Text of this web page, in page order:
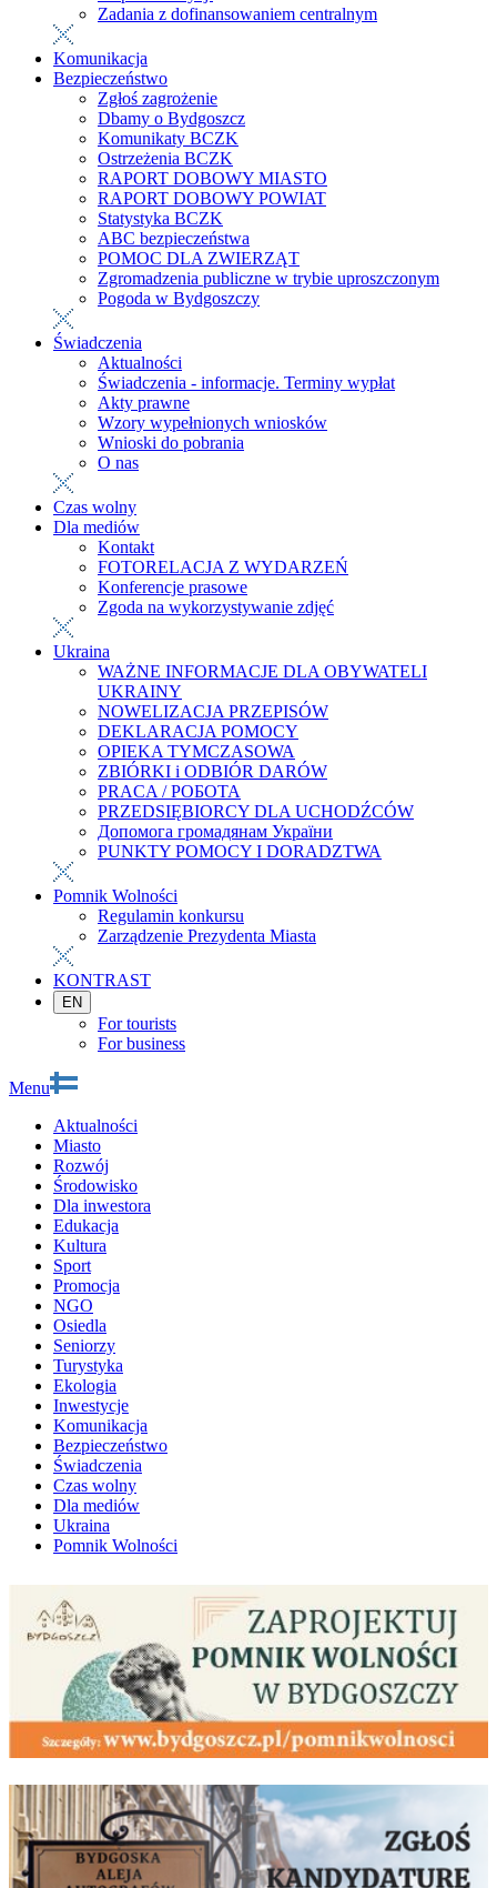
Zadania z dofinansowaniem centralnym
Komunikacja
Bezpieczeństwo
Zgłoś zagrożenie
Dbamy o Bydgoszcz
Komunikaty BCZK
Ostrzeżenia BCZK
RAPORT DOBOWY MIASTO
RAPORT DOBOWY POWIAT
Statystyka BCZK
ABC bezpieczeństwa
POMOC DLA ZWIERZĄT
Zgromadzenia publiczne w trybie uproszczonym
Pogoda w Bydgoszczy
Świadczenia
Aktualności
Świadczenia - informacje. Terminy wypłat
Akty prawne
Wzory wypełnionych wniosków
Wnioski do pobrania
O nas
Czas wolny
Dla mediów
Kontakt
FOTORELACJA Z WYDARZEŃ
Konferencje prasowe
Zgoda na wykorzystywanie zdjęć
Ukraina
WAŻNE INFORMACJE DLA OBYWATELI
UKRAINY
NOWELIZACJA PRZEPISÓW
DEKLARACJA POMOCY
OPIEKA TYMCZASOWA
ZBIÓRKI i ODBIÓR DARÓW
PRACA / РОБОТА
PRZEDSIĘBIORCY DLA UCHODŹCÓW
Допомога громадянам України
PUNKTY POMOCY I DORADZTWA
Pomnik Wolności
Regulamin konkursu
Zarządzenie Prezydenta Miasta
KONTRAST
EN
For tourists
For business
Menu
Aktualności
Miasto
Rozwój
Środowisko
Dla inwestora
Edukacja
Kultura
Sport
Promocja
NGO
Osiedla
Seniorzy
Turystyka
Ekologia
Inwestycje
Komunikacja
Bezpieczeństwo
Świadczenia
Czas wolny
Dla mediów
Ukraina
Pomnik Wolności